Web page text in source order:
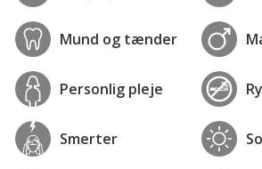
Mund og tænder
Personlig pleje
Smerter